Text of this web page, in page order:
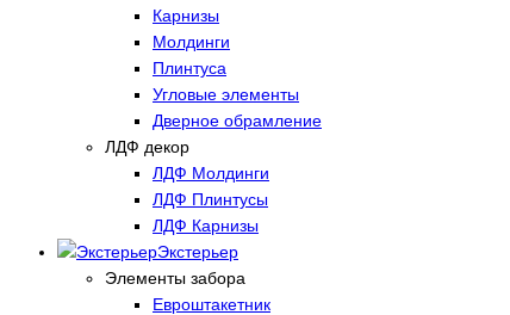
Карнизы
Молдинги
Плинтуса
Угловые элементы
Дверное обрамление
ЛДФ декор
ЛДФ Молдинги
ЛДФ Плинтусы
ЛДФ Карнизы
Экстерьер
Элементы забора
Евроштакетник